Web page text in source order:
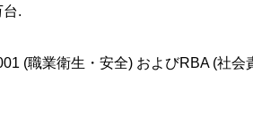
.
(職業衛生・安全) およびRBA (社